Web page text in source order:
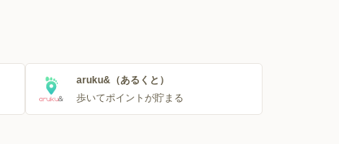
aruku&（あるくと）
歩いてポイントが貯まる